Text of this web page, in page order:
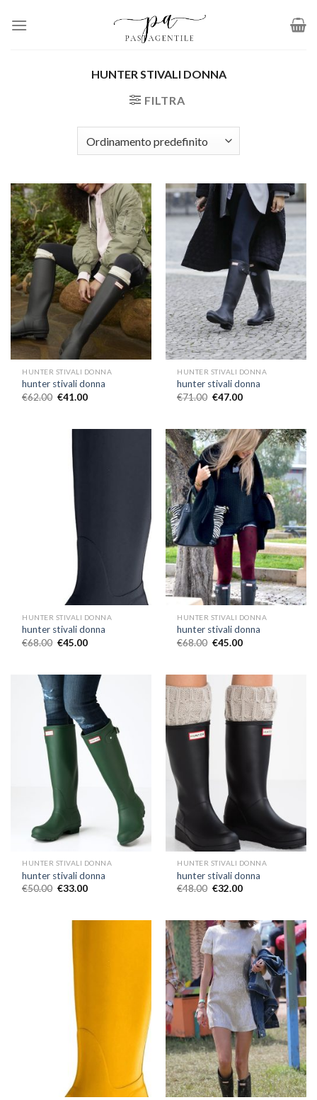
HUNTER STIVALI DONNA
FILTRA
HUNTER STIVALI DONNA
hunter stivali donna
€62.00 €41.00
HUNTER STIVALI DONNA
hunter stivali donna
€71.00 €47.00
HUNTER STIVALI DONNA
hunter stivali donna
€68.00 €45.00
HUNTER STIVALI DONNA
hunter stivali donna
€68.00 €45.00
HUNTER STIVALI DONNA
hunter stivali donna
€50.00 €33.00
HUNTER STIVALI DONNA
hunter stivali donna
€48.00 €32.00